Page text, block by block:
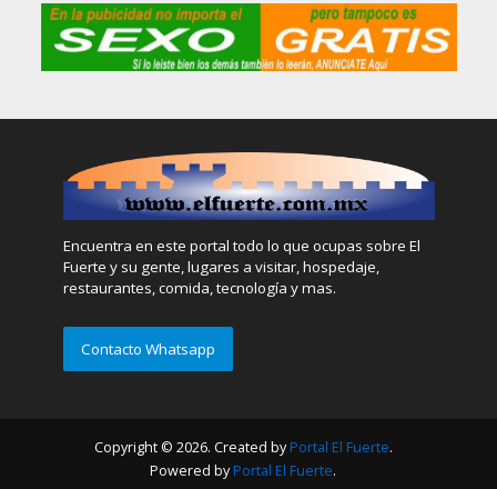
Encuentra en este portal todo lo que ocupas sobre El
Fuerte y su gente, lugares a visitar, hospedaje,
restaurantes, comida, tecnología y mas.
Contacto Whatsapp
Copyright © 2026. Created byPortal El Fuerte.
Powered byPortal El Fuerte.